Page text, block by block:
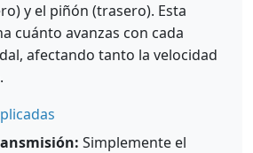
y el piñón (trasero). Esta
cuánto avanzas con cada
afectando tanto la velocidad
Simplemente el